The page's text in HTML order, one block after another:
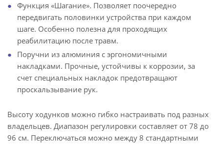
Функция «Шагание». Позволяет поочередно
передвигать половинки устройства при каждом
шаге. Особенно полезна для проходящих
реабилитацию после травм.
Поручни из алюминия с эргономичными
накладками. Прочные, устойчивы к коррозии, за
счет специальных накладок предотвращают
проскальзывание рук.
Высоту ходунков можно гибко настраивать под разных
владельцев. Диапазон регулировки составляет от 78 до
96 см. Переключаться можно между 8 стандартными